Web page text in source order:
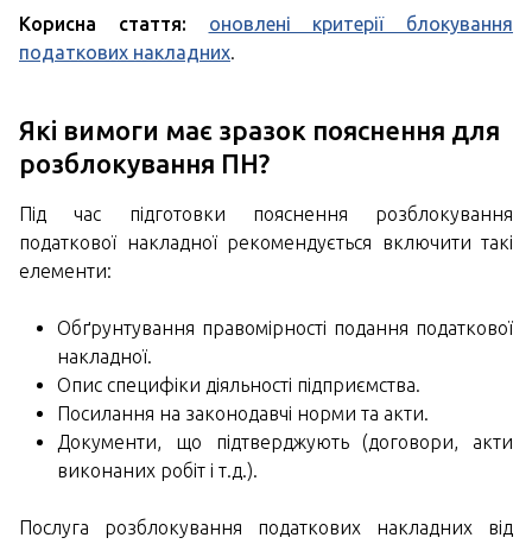
Корисна стаття: оновлені критерії блокування
податкових накладних.
Які вимоги має зразок пояснення для
розблокування ПН?
Під час підготовки пояснення розблокування
податкової накладної рекомендується включити такі
елементи:
Обґрунтування правомірності подання податкової
накладної.
Опис специфіки діяльності підприємства.
Посилання на законодавчі норми та акти.
Документи, що підтверджують (договори, акти
виконаних робіт і т.д.).
Послуга розблокування податкових накладних від